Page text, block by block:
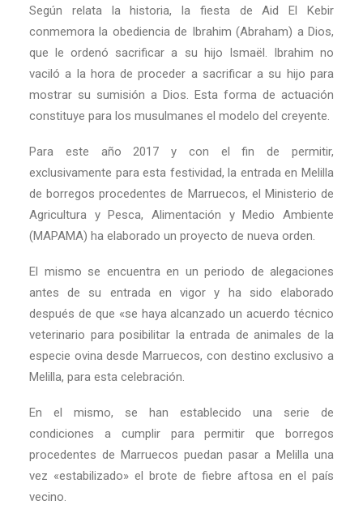
Según relata la historia, la fiesta de Aid El Kebir
conmemora la obediencia de Ibrahim (Abraham) a Dios,
que le ordenó sacrificar a su hijo Ismaël. Ibrahim no
vaciló a la hora de proceder a sacrificar a su hijo para
mostrar su sumisión a Dios. Esta forma de actuación
constituye para los musulmanes el modelo del creyente.
Para este año 2017 y con el fin de permitir,
exclusivamente para esta festividad, la entrada en Melilla
de borregos procedentes de Marruecos, el Ministerio de
Agricultura y Pesca, Alimentación y Medio Ambiente
(MAPAMA) ha elaborado un proyecto de nueva orden.
El mismo se encuentra en un periodo de alegaciones
antes de su entrada en vigor y ha sido elaborado
después de que «se haya alcanzado un acuerdo técnico
veterinario para posibilitar la entrada de animales de la
especie ovina desde Marruecos, con destino exclusivo a
Melilla, para esta celebración.
En el mismo, se han establecido una serie de
condiciones a cumplir para permitir que borregos
procedentes de Marruecos puedan pasar a Melilla una
vez «estabilizado» el brote de fiebre aftosa en el país
vecino.